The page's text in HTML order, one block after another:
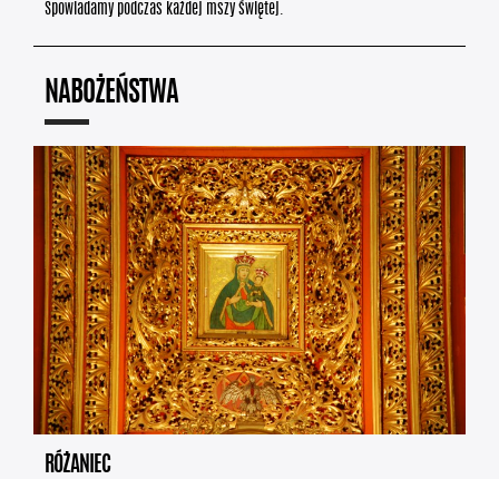
Spowiadamy podczas każdej mszy świętej.
NABOŻEŃSTWA
RÓŻANIEC